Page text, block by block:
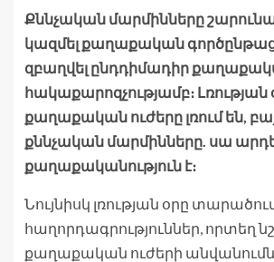
Քննչական մարմինները
կազմել քաղաքական
զբաղվել ընդդիմադիր
հակաքարոզչությամբ։ Լռության
քաղաքական ուժերը լռում են,
քննչական մարմինները. սա
քաղաքականություն է։
Նույնիսկ լռության օրը
հաղորդագրություններ, որտեղ
քաղաքական ուժերի